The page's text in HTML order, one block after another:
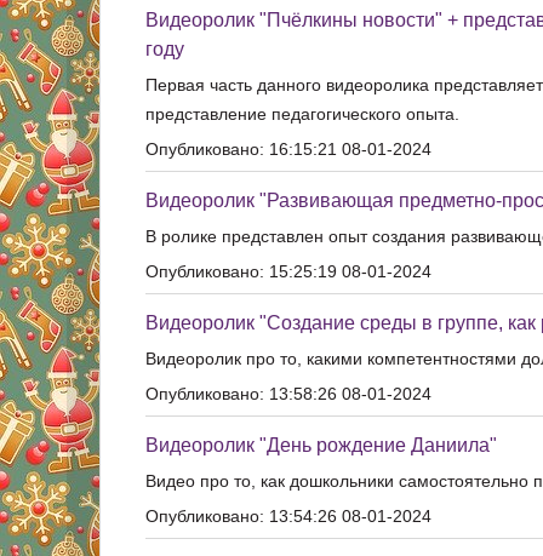
Видеоролик "Пчёлкины новости" +
году
Первая часть данного видеоролика
представление педагогического опыта.
Опубликовано: 16:15:21 08-01-2024
Видеоролик "Развивающая предметно-
В ролике представлен опыт создания
Опубликовано: 15:25:19 08-01-2024
Видеоролик "Создание среды в группе, как
Видеоролик про то, какими компетентностями
Опубликовано: 13:58:26 08-01-2024
Видеоролик "День рождение Даниила"
Видео про то, как дошкольники самостоятельно
Опубликовано: 13:54:26 08-01-2024